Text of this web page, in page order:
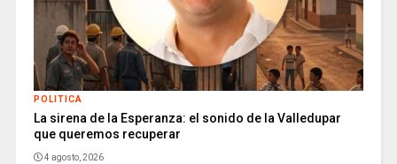
POLITICA
La sirena de la Esperanza: el sonido de la Valledupar
que queremos recuperar
4 agosto, 2026